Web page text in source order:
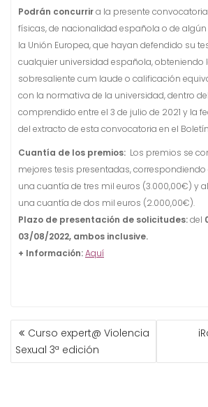
Podrán concurrira la presente
físicas, de nacionalidad española o de algún
la Unión Europea,que hayan defendido su
cualquier universidad española, obteniendo
sobresaliente cum laude o calificación
con la normativa de la universidad, dentro
comprendido entre el 3 de julio de 2021 y la
del extracto de esta convocatoria en el
Cuantía de los premios: Los premios se
mejores tesis presentadas,
una cuantía de tres mil euros (3.000,00€) y
una cuantía de dos mil euros (2.000,00€).
Plazo de presentación de solicitudes:del
03/08/2022, ambos inclusive.
+ Información:Aquí
NAVEGACIÓN
DE
ENTRADAS
Curso expert@ Violencia
Sexual 3ª edición